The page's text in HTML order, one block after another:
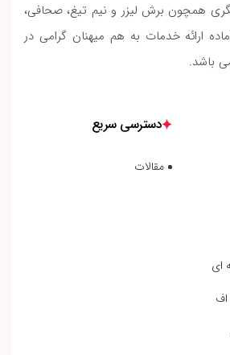
همچون برش لیزر و نیم تیغ، صحافی،
ارائه خدمات به هم میهنان گرامی در
باشد.
ای
دسترسی سریع
مقالات